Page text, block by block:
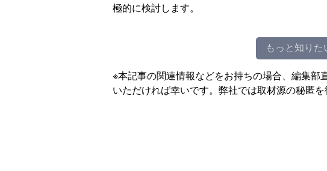
極的に検討します。
もっと知りた
※本記事の関連情報などをお持ちの場合、編集部
いただければ幸いです。弊社では取材源の秘匿を